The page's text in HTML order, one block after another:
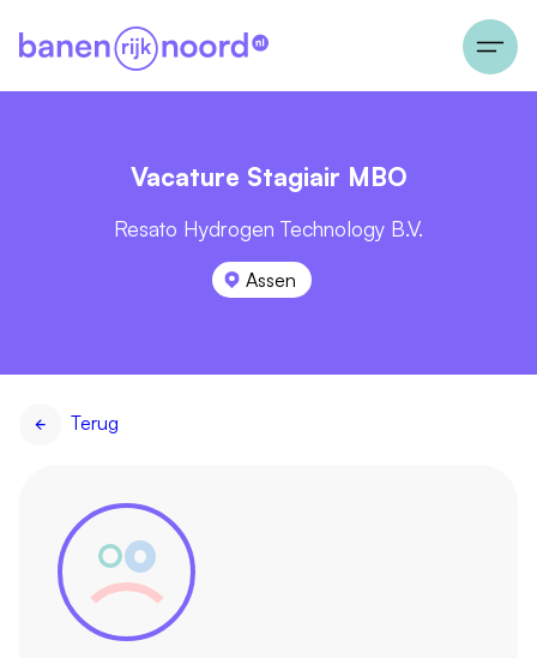
Vacature Stagiair MBO
Resato Hydrogen Technology B.V.
Assen
Terug